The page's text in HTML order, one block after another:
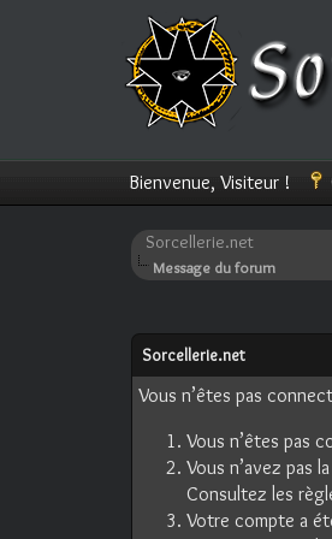
Bienvenue, Visiteur !
Sorcellerie.net
Message du forum
Sorcellerie.net
Vous n’êtes pas
Vous n’êtes pas
Vous n’avez pas
Consultez les
Votre compte a